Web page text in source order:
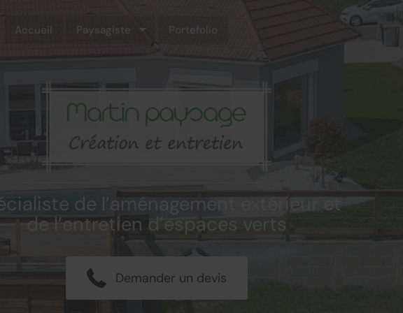
de l’aménagement extérieur et
de l’entretien d’espaces verts
Demander un devis
Accueil Paysagiste Portefolio